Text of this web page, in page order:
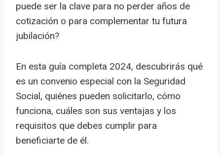
puede ser la clave para no perder años de
cotización o para complementar tu futura
jubilación?
En esta guía completa 2024, descubrirás qué
es un convenio especial con la Seguridad
Social, quiénes pueden solicitarlo, cómo
funciona, cuáles son sus ventajas y los
requisitos que debes cumplir para
beneficiarte de él.